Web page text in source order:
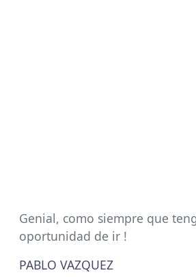
Genial, como siempre que
oportunidad de ir !
PABLO VAZQUEZ